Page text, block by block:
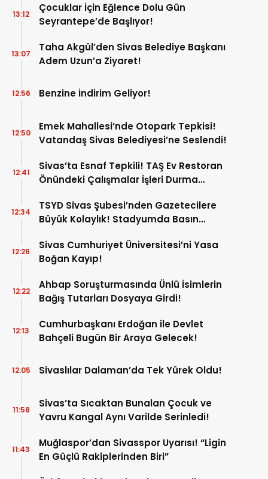
Çocuklar İçin Eğlence Dolu Gün
Seyrantepe’de Başlıyor!
13:12
Taha Akgül’den Sivas Belediye Başkanı
Adem Uzun’a Ziyaret!
13:07
Benzine İndirim Geliyor!
12:56
Emek Mahallesi’nde Otopark Tepkisi!
Vatandaş Sivas Belediyesi’ne Seslendi!
12:50
Sivas’ta Esnaf Tepkili! TAŞ Ev Restoran
Önündeki Çalışmalar İşleri Durma
12:41
TSYD Sivas Şubesi’nden Gazetecilere
Büyük Kolaylık! Stadyumda Basın
12:34
Sivas Cumhuriyet Üniversitesi’ni Yasa
Boğan Kayıp!
12:26
Ahbap Soruşturmasında Ünlü İsimlerin
Bağış Tutarları Dosyaya Girdi!
12:22
Cumhurbaşkanı Erdoğan ile Devlet
Bahçeli Bugün Bir Araya Gelecek!
12:13
Sivaslılar Dalaman’da Tek Yürek Oldu!
12:05
Sivas’ta Sıcaktan Bunalan Çocuk ve
Yavru Kangal Aynı Varilde Serinledi!
11:58
Muğlaspor’dan Sivasspor Uyarısı! “Ligin
En Güçlü Rakiplerinden Biri”
11:43